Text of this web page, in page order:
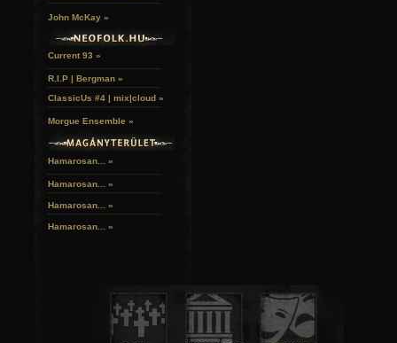
John McKay »
Current 93 »
R.I.P | Bergman »
ClassicUs #4 | mix|cloud »
Morgue Ensemble »
Hamarosan... »
Hamarosan... »
Hamarosan... »
Hamarosan... »